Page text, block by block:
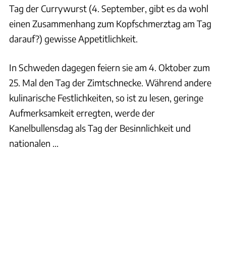
Tag der Currywurst (4. September, gibt es da wohl
einen Zusammenhang zum Kopfschmerztag am Tag
darauf?) gewisse Appetitlichkeit.
In Schweden dagegen feiern sie am 4. Oktober zum
25. Mal den Tag der Zimtschnecke. Während andere
kulinarische Festlichkeiten, so ist zu lesen, geringe
Aufmerksamkeit erregten, werde der
Kanelbullensdag als Tag der Besinnlichkeit und
nationalen ...